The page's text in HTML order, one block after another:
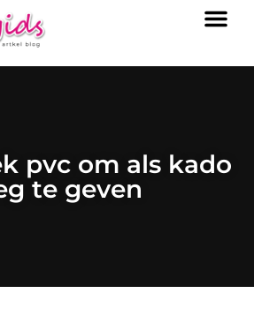
pvc om als kado
te geven